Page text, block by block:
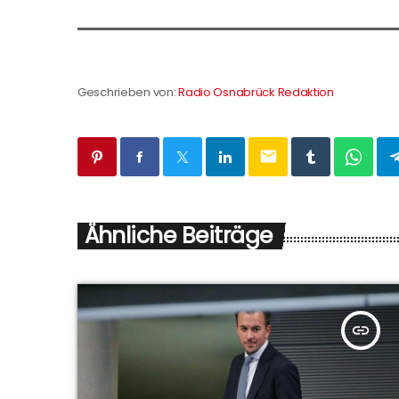
Geschrieben von:Radio Osnabrück Redaktion
email
Ähnliche Beiträge
insert_link